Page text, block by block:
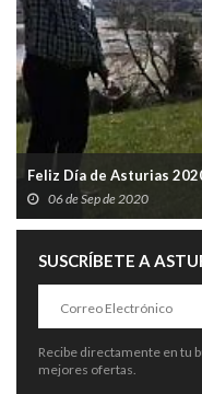
Feliz Día de Asturias
06 de Sep de 2020
SUSCRÍBETE A
Recibe directamente en tu
mejores ofertas.